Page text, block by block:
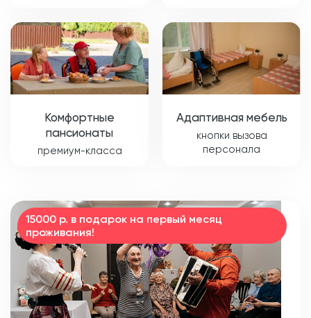
Комфортные
пансионаты
премиум-класса
Адаптивная мебель
кнопки вызова
персонала
15000 р. в подарок на первый месяц
проживания!